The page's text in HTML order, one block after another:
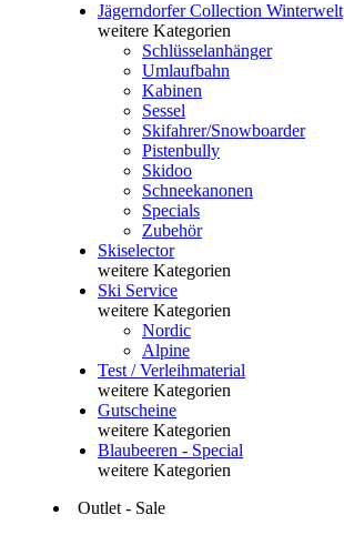
Jägerndorfer Collection Winterwelt
weitere Kategorien
Schlüsselanhänger
Umlaufbahn
Kabinen
Sessel
Skifahrer/Snowboarder
Pistenbully
Skidoo
Schneekanonen
Specials
Zubehör
Skiselector
weitere Kategorien
Ski Service
weitere Kategorien
Nordic
Alpine
Test / Verleihmaterial
weitere Kategorien
Gutscheine
weitere Kategorien
Blaubeeren - Special
weitere Kategorien
Outlet - Sale